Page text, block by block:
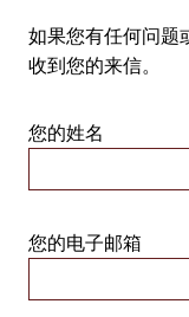
如果您有任何问题
收到您的来信。
您的姓名
您的电子邮箱